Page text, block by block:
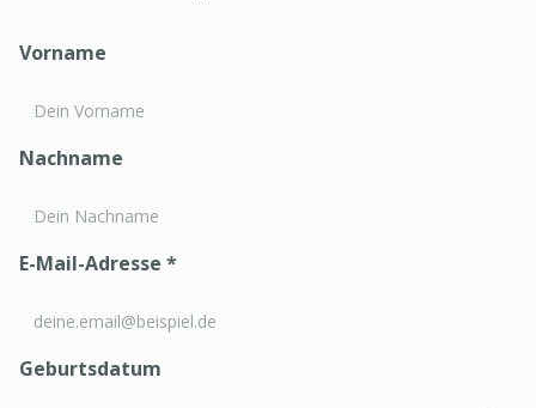
Vorname
Nachname
E-Mail-Adresse *
Geburtsdatum